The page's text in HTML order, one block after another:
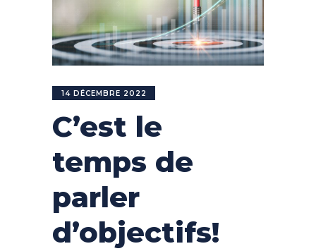
14 DÉCEMBRE 2022
C’est le
temps de
parler
d’objectifs!